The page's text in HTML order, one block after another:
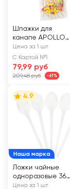
Шпажки для
канапе APOLLO
Tartufo Арт. TAR-11
Цена за 1 шт
С Картой №1
79,99 руб
209,48 руб -61%
Наша марка
4.9
Ложки чайные
одноразовые 365
ДНЕЙ
Цена за 1 шт